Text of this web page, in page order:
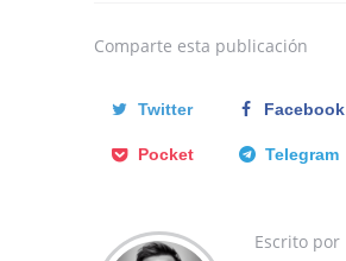
Comparte esta publicación
Twitter Facebook
Pocket Telegram
Escrito por